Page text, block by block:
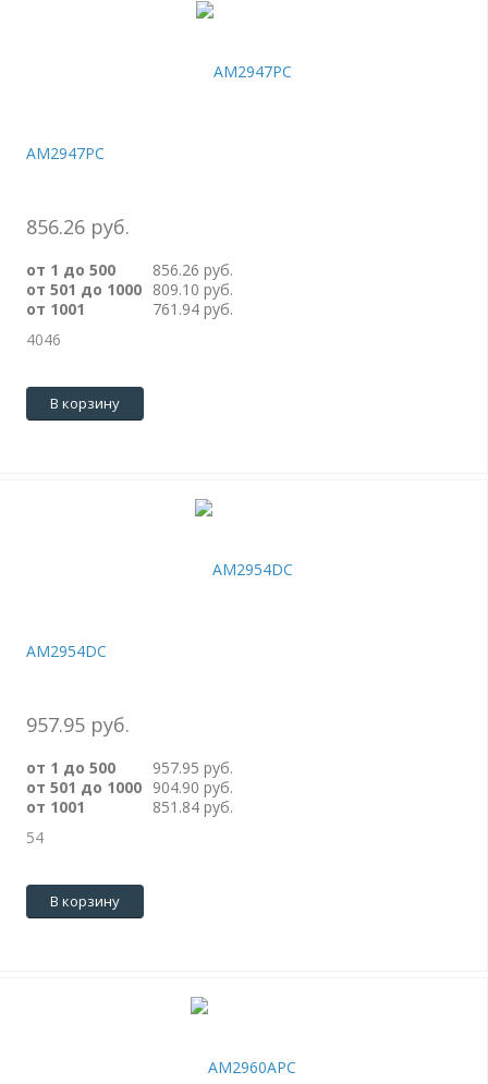
AM2947PC
856.26 руб.
от 1 до 500
856.26 руб.
от 501 до 1000 809.10 руб.
от 1001
761.94 руб.
4046
В корзину
AM2954DC
957.95 руб.
от 1 до 500
957.95 руб.
от 501 до 1000 904.90 руб.
от 1001
851.84 руб.
54
В корзину